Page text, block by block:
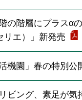
の階層にプラスα
リエ）」新発売
機園」春の特別公
ビング、素足が気